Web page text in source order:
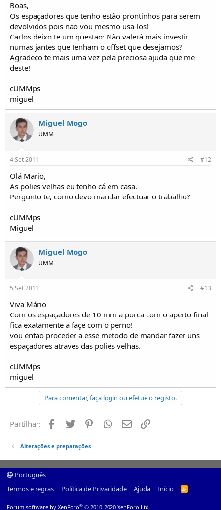
Boas,
Os espaçadores que tenho estão prontinhos para serem
devolvidos pois nao vou mesmo usa-los!
Carlos deixo te um questao: Não valerá mais investir
numas jantes que tenham o offset que desejamos?
Agradeço te mais uma vez pela preciosa ajuda que me
deste!
cUMMps
miguel
Miguel Mogo
UMM
4 Set 2011 #12
Olá Mario,
As polies velhas eu tenho cá em casa.
Pergunto te, como devo mandar efectuar o trabalho?
cUMMps
Miguel
Miguel Mogo
UMM
5 Set 2011 #13
Viva Mário
Com os espaçadores de 10 mm a porca com o aperto final
fica exatamente a façe com o perno!
vou entao proceder a esse metodo de mandar fazer uns
espaçadores atraves das polies velhas.
cUMMps
miguel
Para comentar, faça login ou efetue o registo.
Partilhar: Facebook
Twitter PinterestWhatsapp
Email
Alterações e preparações
Português
Termos e regras
Política de Privacidade Ajuda Início
R
Forum software by XenForo® © 2010-2020 XenForo Ltd.